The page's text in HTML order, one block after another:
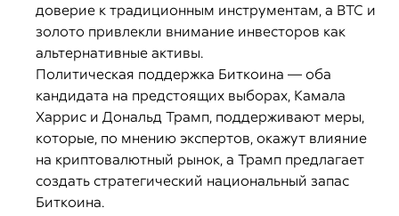
доверие к традиционным инструментам, а BTC и
золото привлекли внимание инвесторов как
альтернативные активы.
Политическая поддержка Биткоина — оба
кандидата на предстоящих выборах, Камала
Харрис и Дональд Трамп, поддерживают меры,
которые, по мнению экспертов, окажут влияние
на криптовалютный рынок, а Трамп предлагает
создать стратегический национальный запас
Биткоина.